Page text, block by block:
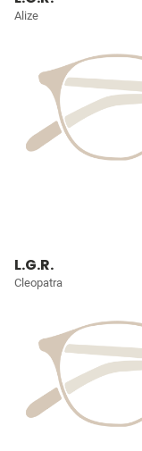
Alize
L.G.R.
Cleopatra